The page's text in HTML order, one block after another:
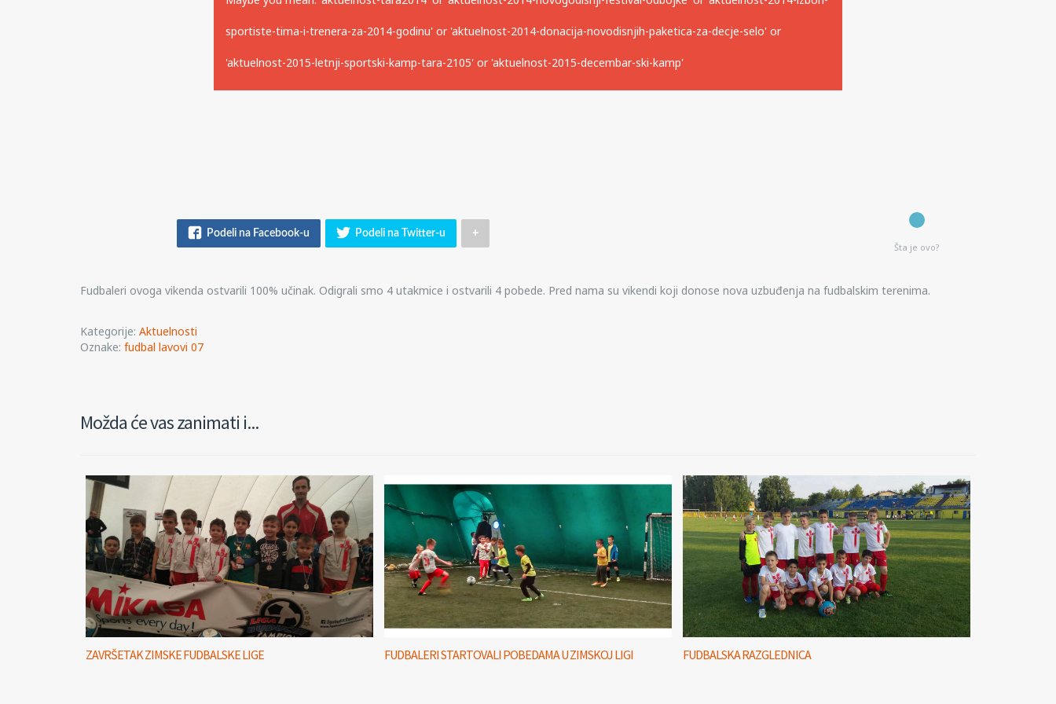
KOREKTIVNO
RAZVOJNA
3-
god
sportiste-tima-i-trenera-za-2014-godinu' or 'aktuelnost-2014-donacija-novodisnjih-paketica-za-decje-selo' or
'aktuelnost-2015-letnji-sportski-kamp-tara-2105' or 'aktuelnost-2015-decembar-ski-kamp'
Podeli na Facebook-u Podeli na Twitter-u +
Šta je ovo?
Fudbaleri ovoga vikenda ostvarili 100% učinak. Odigrali smo 4 utakmice i ostvarili 4 pobede. Pred nama su vikendi koji donose nova uzbuđenja na fudbalskim terenima.
Kategorije: Aktuelnosti
Oznake: fudbal lavovi 07
Možda će vas zanimati i...
ZAVRŠETAK ZIMSKE FUDBALSKE LIGE FUDBALERI STARTOVALI POBEDAMA U ZIMSKOJ LIGI FUDBALSKA RAZGLEDNICA